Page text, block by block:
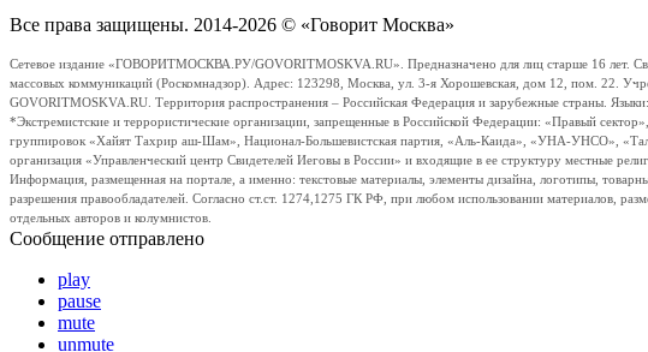
Все права защищены. 2014-2026 © «Говорит Москва»
Сетевое издание «ГОВОРИТМОСКВА.РУ/GOVORITMOSKVA.RU». Предназначено для лиц старше 16 лет.
массовых коммуникаций (Роскомнадзор). Адрес: 123298, Москва, ул. 3-я Хорошевская, дом 12, пом. 22.
GOVORITMOSKVA.RU. Территория распространения – Российская Федерация и зарубежные страны.
*Экстремистские и террористические организации, запрещенные в Российской Федерации: «Правый
группировок «Хайят Тахрир аш-Шам», Национал-Большевистская партия, «Аль-Каида», «УНА-УНСО»,
организация «Управленческий центр Свидетелей Иеговы в России» и входящие в ее структуру местные
Информация, размещенная на портале, а именно: текстовые материалы, элементы дизайна, логотипы,
разрешения правообладателей. Согласно ст.ст. 1274,1275 ГК РФ, при любом использовании материалов,
отдельных авторов и колумнистов.
Сообщение отправлено
play
pause
mute
unmute